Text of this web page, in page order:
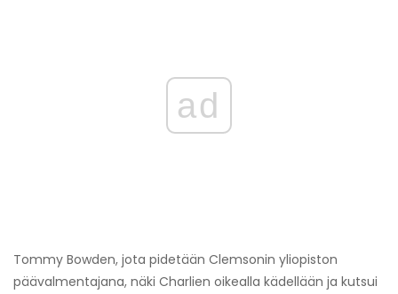
ad
Tommy Bowden, jota pidetään Clemsonin yliopiston
päävalmentajana, näki Charlien oikealla kädellään ja kutsui